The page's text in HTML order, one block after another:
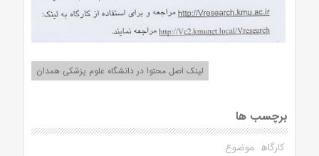
لینک اصل محتوا در دانشگاه علوم پزشکی همدان
برچسب ها
کارگاه موضوع